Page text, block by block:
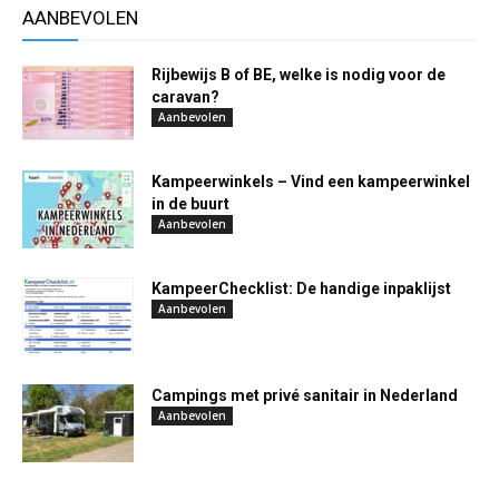
AANBEVOLEN
Rijbewijs B of BE, welke is nodig voor de
caravan?
Aanbevolen
Kampeerwinkels – Vind een kampeerwinkel
in de buurt
Aanbevolen
KampeerChecklist: De handige inpaklijst
Aanbevolen
Campings met privé sanitair in Nederland
Aanbevolen